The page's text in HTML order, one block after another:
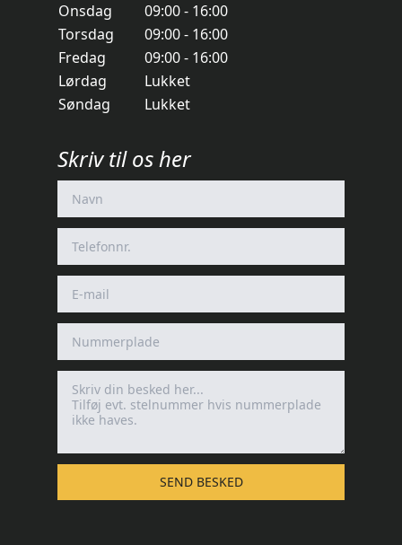
Onsdag
09:00 - 16:00
Torsdag
09:00 - 16:00
Fredag
09:00 - 16:00
Lørdag
Lukket
Søndag
Lukket
Skriv til os her
SEND BESKED